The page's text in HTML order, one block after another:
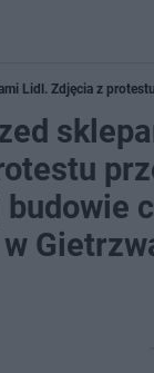
Lidl. Zdjęcia z
Gietrzwałdzie